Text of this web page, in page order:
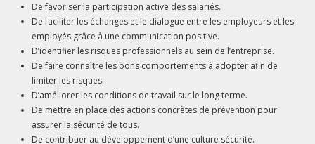
De favoriser la participation active des salariés.
De faciliter les échanges et le dialogue entre les employeurs et les
employés grâce à une communication positive.
D’identifier les risques professionnels au sein de l’entreprise.
De faire connaître les bons comportements à adopter afin de
limiter les risques.
D’améliorer les conditions de travail sur le long terme.
De mettre en place des actions concrètes de prévention pour
assurer la sécurité de tous.
De contribuer au développement d’une culture sécurité.